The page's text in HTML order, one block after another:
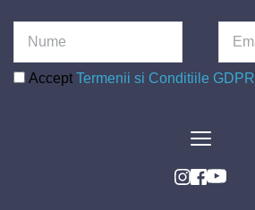
Accept Termenii si Conditiile GDPR